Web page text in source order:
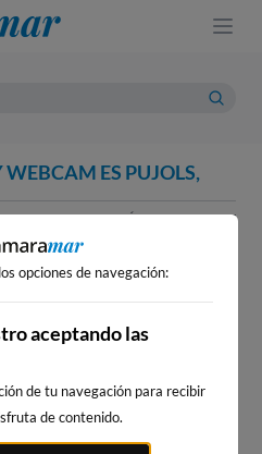
ES PUJOLS,
METEOROLOGÍA MAREAS
opciones de navegación:
aceptando las
de tu navegación para recibir
de contenido.